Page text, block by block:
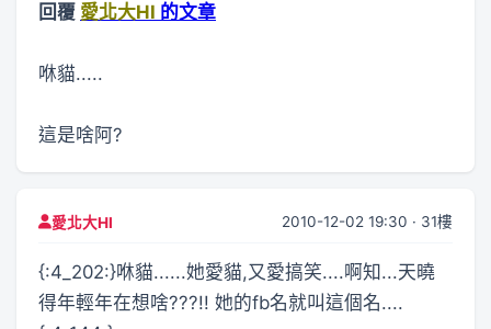
回覆 愛北大HI 的文章
咻貓.....
這是啥阿?
愛北大HI 2010-12-02 19:30 · 31樓
{:4_202:}咻貓......她愛貓,又愛搞笑....啊知...天曉
得年輕年在想啥???!! 她的fb名就叫這個名....